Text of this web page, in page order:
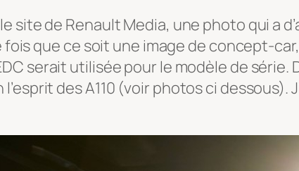
de Renault Media, une photo qui a
que ce soit une image de concept-
serait utilisée pour le modèle de série.
des A110 (voir photos ci dessous).